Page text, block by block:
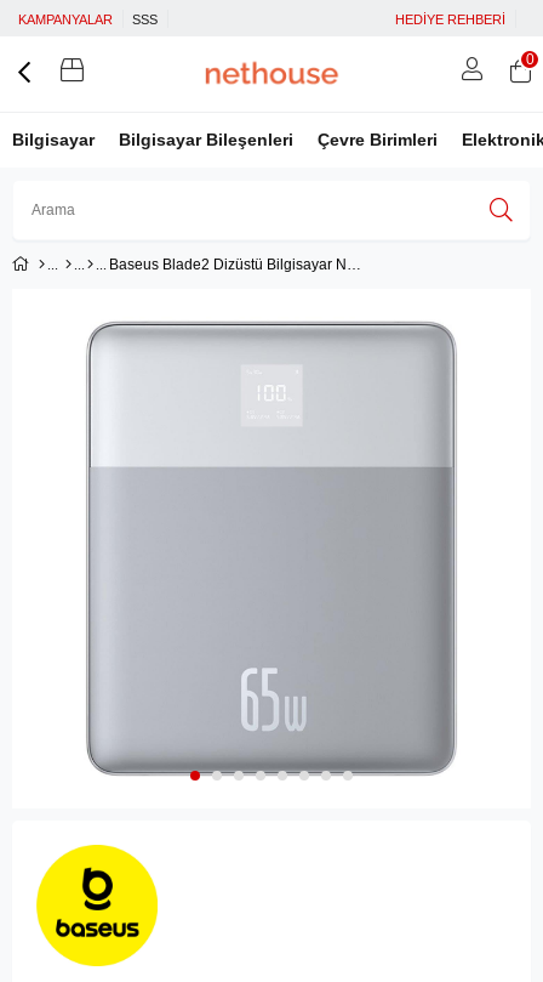
KAMPANYALAR SSS HEDİYE REHBERİ
Bilgisayar Bilgisayar Bileşenleri Çevre Birimleri
Facebook İle Bağlan
Google İle Bağlan
0
Baseus Blade2 Dizüstü Bilgisayar Notebook için 65W 12.000 mAh Dijital Ekranlı PD Powerbank, Gümüş